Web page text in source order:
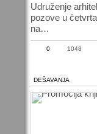
Udruženje
pozove u
na…
0 1048
DEŠAVANJA